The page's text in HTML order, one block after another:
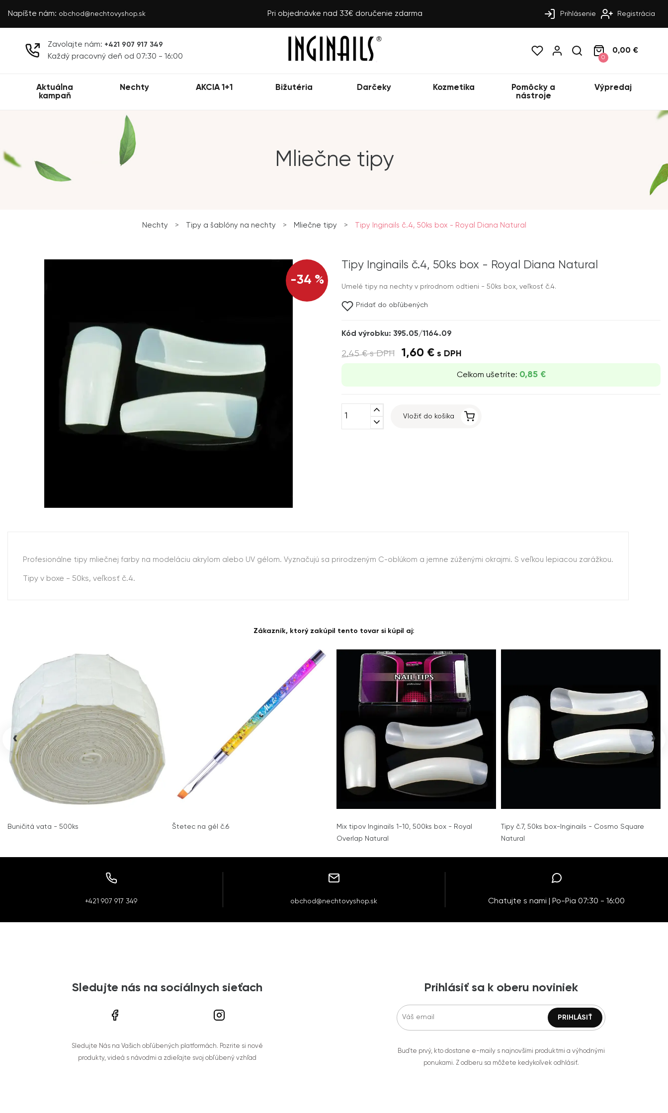
Napíšte nám: obchod@nechtovyshop.sk Pri objednávke nad 33€ doručenie zdarma Prihlásenie Registrácia
Zavolajte nám: +421 907 917 349
Každý pracovný deň od 07:30 - 16:00 0
0,00 €
Aktuálna
kampaň
Nechty AKCIA 1+1 Bižutéria Darčeky Kozmetika
Pomôcky a
nástroje
Výpredaj
Mliečne tipy
Nechty > Tipy a šablóny na nechty > Mliečne tipy > Tipy Inginails č.4, 50ks box - Royal Diana Natural
-34 %
Tipy Inginails č.4, 50ks box - Royal Diana Natural
Umelé tipy na nechty v prírodnom odtieni - 50ks box, veľkosť č.4.
Pridať do obľúbených
Kód výrobku: 395.05/1164.09
2,45 €s DPH 1,60 € s DPH
Celkom ušetríte: 0,85 €
expand_less
expand_more
Vložiť do košíka
Profesionálne tipy mliečnej farby na modeláciu akrylom alebo UV gélom. Vyznačujú sa prirodzeným C-oblúkom a jemne zúženými okrajmi. S veľkou lepiacou zarážkou.
Tipy v boxe - 50ks, veľkosť č.4.
Zákazník, ktorý zakúpil tento tovar si kúpil aj:
Buničitá vata - 500ks Štetec na gél č.6
Mix tipov Inginails 1-10, 500ks box - Royal
Overlap Natural
Tipy č.7, 50ks box-Inginails - Cosmo Square
Natural
‹ ›
+421 907 917 349 obchod@nechtovyshop.sk Chatujte s nami | Po-Pia 07:30 - 16:00
Sledujte nás na sociálnych sieťach
Sledujte Nás na Vašich obľúbených platformách. Pozrite si nové
produkty, videá s návodmi a zdieľajte svoj obľúbený vzhľad
Prihlásiť sa k oberu noviniek
Buďte prvý, kto dostane e-maily s najnovšími produktmi a výhodnými
ponukami. Z odberu sa môžete kedykoľvek odhlásiť.